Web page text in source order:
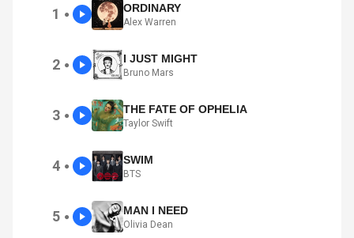
1 ● ORDINARY
Alex Warren
2 ● I JUST MIGHT
Bruno Mars
3 ● THE FATE OF OPHELIA
Taylor Swift
4 ● SWIM
BTS
5 ● MAN I NEED
Olivia Dean